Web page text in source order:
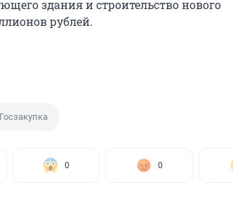
здания и строительство нового
рублей.
Госзакупка
0 0